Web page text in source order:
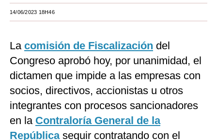
Mundo
EEUU
México
España
Internacional
Tecnología
Club del Suscriptor
14/06/2023 18H46
La comisión de Fiscalización del
Congreso aprobó hoy, por unanimidad, el
dictamen que impide a las empresas con
socios, directivos, accionistas u otros
integrantes con procesos sancionadores
en la Contraloría General de la
Repúblicaseguir contratando con el